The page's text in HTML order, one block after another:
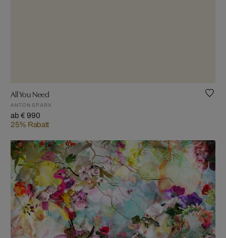
All You Need
ANTON SPARX
ab € 990
25% Rabatt